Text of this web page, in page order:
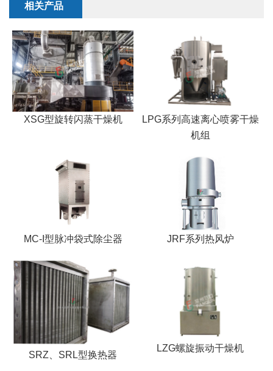
相关产品
XSG型旋转闪蒸干燥机
LPG系列高速离心喷雾干燥
机组
MC-I型脉冲袋式除尘器 JRF系列热风炉
SRZ、SRL型换热器
LZG螺旋振动干燥机